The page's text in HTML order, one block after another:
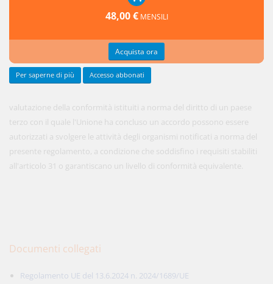
valutazione della conformità istituiti a norma del diritto di un paese
terzo con il quale l'Unione ha concluso un accordo possono essere
autorizzati a svolgere le attività degli organismi notificati a norma del
presente regolamento, a condizione che soddisfino i requisiti stabiliti
all'articolo 31 o garantiscano un livello di conformità equivalente.
Documenti collegati
Regolamento UE del 13.6.2024 n. 2024/1689/UE
48,00 € MENSILI
Acquista ora
Per saperne di più Accesso abbonati